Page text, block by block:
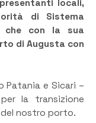
locali,
di Sistema
che con la sua
di Augusta con
Patania e Sicari –
la transizione
nostro porto.